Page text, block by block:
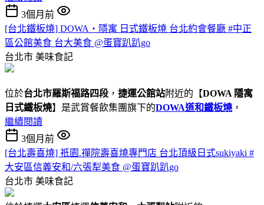
3個月前
[台北鐵板燒] DOWA・隱寓 日式鐵板燒 台北約會餐廳 #中正
區公館美食 台大美食 @蛋寶趴趴go
台北市 美味食記
位於台北市羅斯福路四段 ， 捷運公館站附近的【DOWA 隱寓
日式鐵板燒】是武賞餐飲集團旗下的DOWA道和鐵板燒 ，
繼續閱讀
3個月前
[台北壽喜燒] 祇園.禪院壽喜燒專門店 台北頂級日式sukiyaki #
大安區信義安和/六張犁美食 @蛋寶趴趴go
台北市 美味食記